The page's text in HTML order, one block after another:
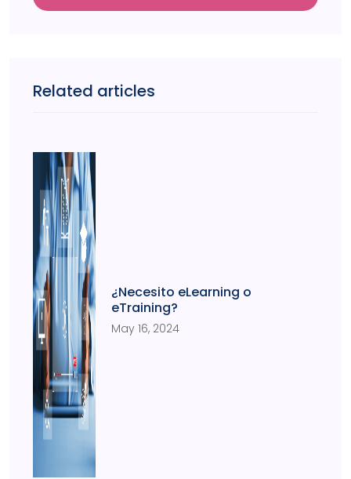
Related articles
¿Necesito eLearning o
eTraining?
May 16, 2024